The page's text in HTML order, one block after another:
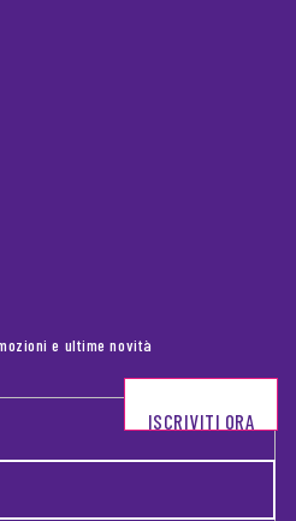
e ultime novità
ISCRIVITI ORA